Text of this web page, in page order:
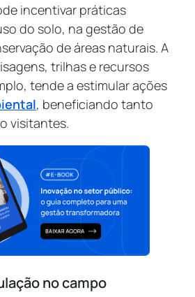
incentivar práticas
do solo, na gestão de
de áreas naturais. A
trilhas e recursos
tende a estimular ações
, beneficiando tanto
visitantes.
no campo